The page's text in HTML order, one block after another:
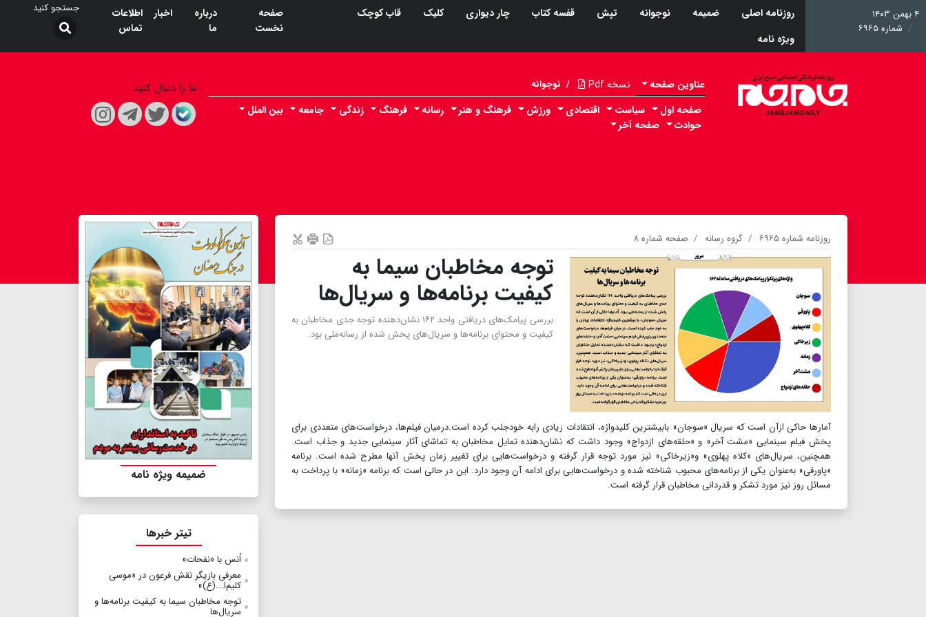
۴ بهمن ۱۴۰۳
شماره ۶۹۶۵
روزنامه اصلی ضمیمه نوجوانه تپش قفسه کتاب چار دیواری کلیک
قاب کوچک
ویژه نامه
صفحه
نخست
درباره
ما
اخبار
اطلاعات
تماس
عناوین صفحه نسخه Pdf / نوجوانه
صفحه اول سیاست اقتصادی ورزش فرهنگ و هنر رسانه فرهنگ زندگی جامعه
بین الملل
حوادث
صفحه آخر
ما را دنبال کنید
روزنامه شماره ۶۹۶۵ گروه رسانه صفحه شماره ۸
توجه مخاطبان سیما به
کیفیت برنامه‌ها و سریال‌ها
بررسی پیامک‌های دریافتی واحد ۱۶۲ نشان‌دهنده توجه جدی مخاطبان به
کیفیت و محتوای برنامه‌ها و سریال‌های پخش شده از رسانه‌ملی بود.
آمارها حاکی ازآن است که سریال «سوجان» بابیشترین کلیدواژه، انتقادات زیادی رابه خودجلب کرده است.درمیان فیلم‌ها، درخواست‌های متعددی برای
پخش فیلم سینمایی «مشت آخر» و «حلقه‌های ازدواج» وجود داشت که نشان‌دهنده تمایل مخاطبان به تماشای آثار سینمایی جدید و جذاب است.
همچنین، سریال‌های «کلاه پهلوی» و«زیرخاکی» نیز مورد توجه قرار گرفته و درخواست‌هایی برای تغییر زمان پخش آنها مطرح شده است. برنامه
«پاورقی» به‌عنوان یکی از برنامه‌های محبوب شناخته شده و درخواست‌هایی برای ادامه آن وجود دارد. این در حالی است که برنامه «زمانه» با پرداخت به
مسائل روز نیز مورد تشکر و قدردانی مخاطبان قرار گرفته است.
ضمیمه ویژه نامه
تیتر خبرها
اُنس با «نفحات»
معرفی بازیگر نقش فرعون در «موسی
کلیم‌ا...‌(ع)»
توجه مخاطبان سیما به کیفیت برنامه‌ها و
سریال‌ها